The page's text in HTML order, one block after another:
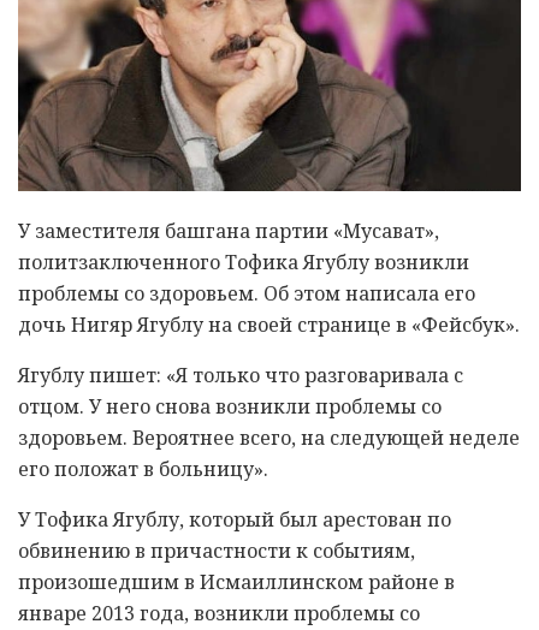
У заместителя башгана партии «Мусават»,
политзаключенного Тофика Ягублу возникли
проблемы со здоровьем. Об этом написала его
дочь Нигяр Ягублу на своей странице в «Фейсбук».
Ягублу пишет: «Я только что разговаривала с
отцом. У него снова возникли проблемы со
здоровьем. Вероятнее всего, на следующей неделе
его положат в больницу».
У Тофика Ягублу, который был арестован по
обвинению в причастности к событиям,
произошедшим в Исмаиллинском районе в
январе 2013 года, возникли проблемы со